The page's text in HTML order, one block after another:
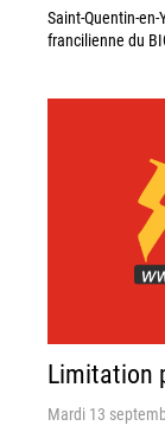
Saint-Quentin-
francilienne du
Limitation
Mardi 13